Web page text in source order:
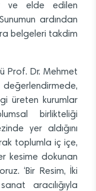
ve elde edilen
ardından
belgeleri takdim
Prof. Dr. Mehmet
üreten kurumlar
birlikteliği
yer aldığını
toplumla iç içe,
kesime dokunan
‘Bir Resim, İki
aracılığıyla